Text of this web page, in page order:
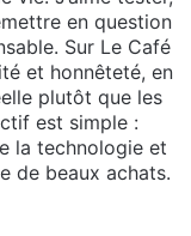
en question
Sur Le Café
et honnêteté, en
plutôt que les
est simple :
la technologie et
de beaux achats.